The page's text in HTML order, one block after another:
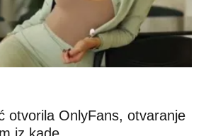
otvorila OnlyFans, otvaranje